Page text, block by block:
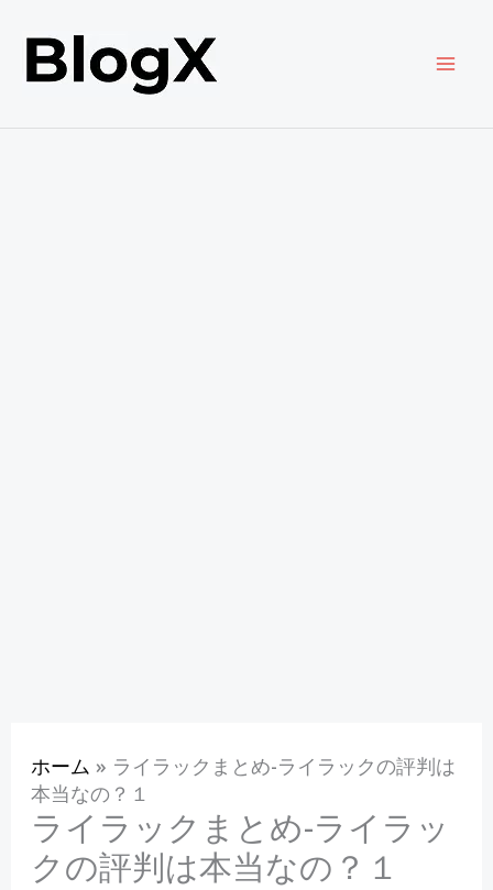
ス
ホーム » ライラックまとめ-ライラックの評判は
本当なの？１
ライラックまとめ-ライラッ
クの評判は本当なの？１